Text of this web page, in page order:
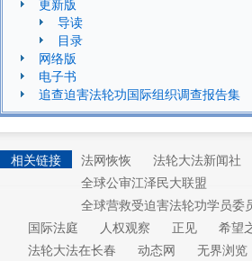
导读
目录
网络版
电子书
追查迫害法轮功国际组织调查报告集
相关链接 法网恢恢 法轮大法新闻社
全球公审江泽民大联盟
全球营救受迫害法轮功学员委
国际法庭
人权观察 正见 希望
法轮大法在长春
动态网 无界浏览